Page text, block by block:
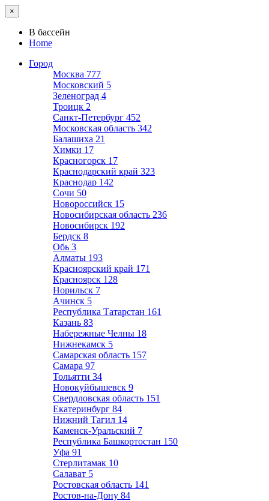
×
В бассейн
Home
Город
Москва 777
Московский 5
Зеленоград 4
Троицк 2
Санкт-Петербург 452
Московская область 342
Балашиха 21
Химки 17
Красногорск 17
Краснодарский край 323
Краснодар 142
Сочи 50
Новороссийск 15
Новосибирская область 236
Новосибирск 192
Бердск 8
Обь 3
Алматы 193
Красноярский край 171
Красноярск 128
Норильск 7
Ачинск 5
Республика Татарстан 161
Казань 83
Набережные Челны 18
Нижнекамск 5
Самарская область 157
Самара 97
Тольятти 34
Новокуйбышевск 9
Свердловская область 151
Екатеринбург 84
Нижний Тагил 14
Каменск-Уральский 7
Республика Башкортостан 150
Уфа 91
Стерлитамак 10
Салават 5
Ростовская область 141
Ростов-на-Дону 84